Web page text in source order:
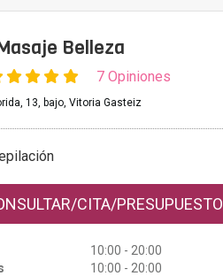
Belleza
7 Opiniones
13, bajo, Vitoria Gasteiz
CITA/PRESUPUESTO
10:00 - 20:00
10:00 - 20:00